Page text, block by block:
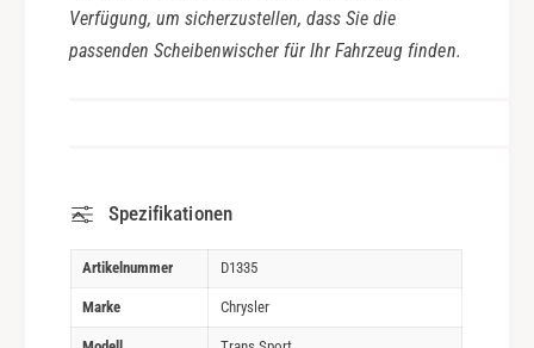
Verfügung, um sicherzustellen, dass Sie die
passenden Scheibenwischer für Ihr Fahrzeug finden.
Spezifikationen
Artikelnummer D1335
Marke Chrysler